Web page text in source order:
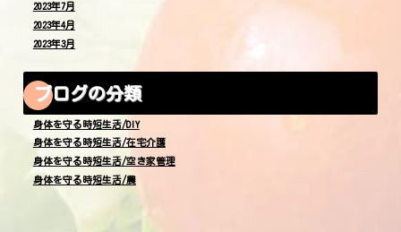
2023年7月
2023年4月
2023年3月
ブログの分類
身体を守る時短生活/DIY
身体を守る時短生活/在宅介護
身体を守る時短生活/空き家管理
身体を守る時短生活/農